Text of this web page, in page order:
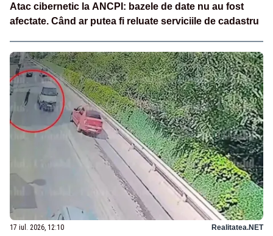
Atac cibernetic la ANCPI: bazele de date nu au fost
afectate. Când ar putea fi reluate serviciile de cadastru
17 iul. 2026, 12:10 Realitatea.NET